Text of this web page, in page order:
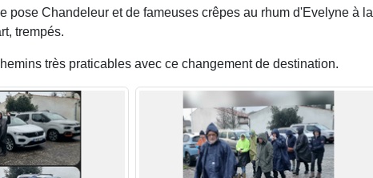
pose Chandeleur et de fameuses crêpes au rhum d'Evelyne à
trempés.
très praticables avec ce changement de destination.